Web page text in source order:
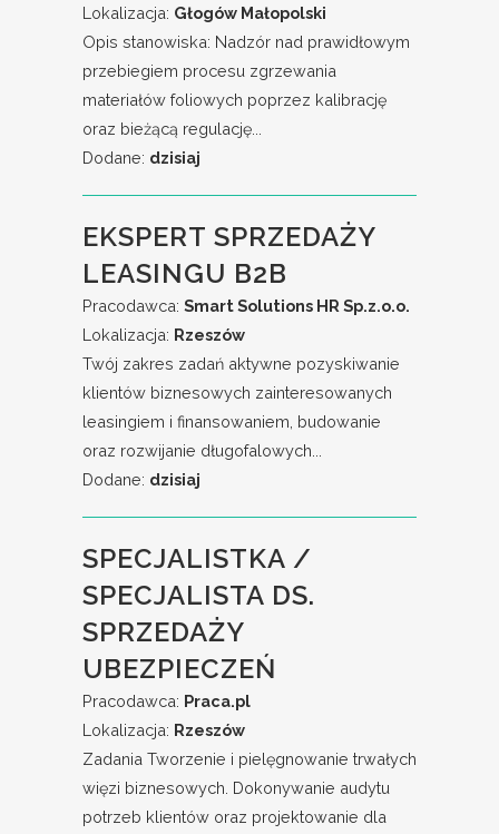
Lokalizacja: Głogów Małopolski
Opis stanowiska: Nadzór nad prawidłowym
przebiegiem procesu zgrzewania
materiałów foliowych poprzez kalibrację
oraz bieżącą regulację...
Dodane: dzisiaj
EKSPERT SPRZEDAŻY
LEASINGU B2B
Pracodawca: Smart Solutions HR Sp.z.o.o.
Lokalizacja: Rzeszów
Twój zakres zadań aktywne pozyskiwanie
klientów biznesowych zainteresowanych
leasingiem i finansowaniem, budowanie
oraz rozwijanie długofalowych...
Dodane: dzisiaj
SPECJALISTKA /
SPECJALISTA DS.
SPRZEDAŻY
UBEZPIECZEŃ
Pracodawca: Praca.pl
Lokalizacja: Rzeszów
Zadania Tworzenie i pielęgnowanie trwałych
więzi biznesowych. Dokonywanie audytu
potrzeb klientów oraz projektowanie dla